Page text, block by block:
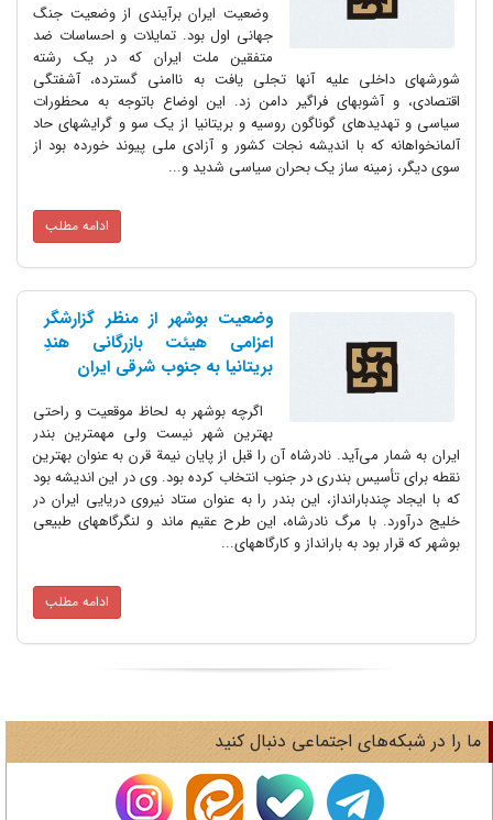
وضعیت ایران برآیندی از وضعیت جنگ
جهانی اول بود. تمایلات و احساسات ضد
متفقین ملت ایران که در یک رشته
شورشهای داخلی علیه آنها تجلی یافت به ناامنی گسترده، آشفتگی
اقتصادی، و آشوبهای فراگیر دامن زد. این اوضاع باتوجه به محظورات
سیاسی و تهدیدهای گوناگون روسیه و بریتانیا از یک سو و گرایشهای حاد
آلمانخواهانه که با اندیشه نجات کشور و آزادی ملی پیوند خورده بود از
سوی دیگر، زمینه ساز یک بحران سیاسی شدید و...
ادامه مطلب
وضعیت بوشهر از منظر گزارشگر
اعزامى هیئت بازرگانى هندِ
بریتانیا به جنوب شرقى ایران
اگرچه بوشهر به لحاظ موقعیت و راحتى
بهترین شهر نیست ولى مهمترین بندر
ایران به شمار مى‌آید. نادرشاه آن را قبل از پایان نیمة قرن به عنوان بهترین
نقطه براى تأسیس بندرى در جنوب انتخاب کرده بود. وى در این اندیشه بود
که با ایجاد چندبارانداز، این بندر را به عنوان ستاد نیروى دریایى ایران در
خلیج درآورد. با مرگ نادرشاه، این طرح عقیم ماند و لنگرگاههاى طبیعى
بوشهر که قرار بود به بارانداز و کارگاههاى...
ادامه مطلب
را در شبکه‌های اجتماعی دنبال کنید